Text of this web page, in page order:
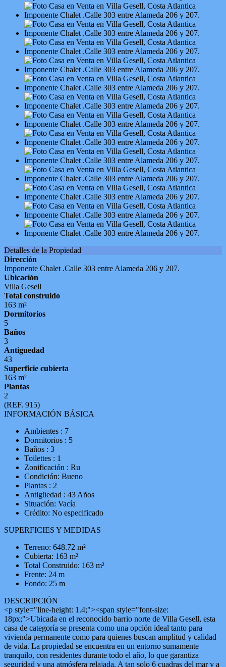
Detalles de la Propiedad
Dirección
Imponente Chalet .Calle 303 entre Alameda 206 y 207.
Ubicación
Villa Gesell
Total construido
163 m²
Dormitorios
5
Baños
3
Antiguedad
43
Superficie cubierta
163 m²
Plantas
2
(REF. 915)
INFORMACIÓN BÁSICA
Ambientes : 7
Dormitorios : 5
Baños : 3
Toilettes : 1
Zonificación : Ru
Condición: Bueno
Plantas : 2
Antigüedad : 43 Años
Situación: Vacía
Crédito: No especificado
SUPERFICIES Y MEDIDAS
Terreno: 648.72 m²
Cubierta: 163 m²
Total Construido: 163 m²
Frente: 24 m
Fondo: 25 m
DESCRIPCIÓN
<p style="line-height: 1.4;"><span style="font-size:
18px;">Ubicada en el reconocido barrio norte de Villa Gesell, esta
casa de categoría se presenta como una opción ideal tanto para
vivienda permanente como para quienes buscan amplitud y calidad
de vida. La propiedad se encuentra en un entorno sumamente
tranquilo, con residentes durante todo el año, lo que garantiza
seguridad y una atmósfera relajada. A tan solo 6 cuadras del mar y a